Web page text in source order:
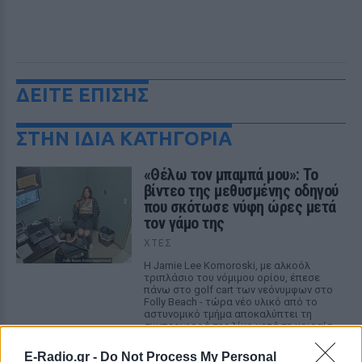
E-Radio.gr - Do Not Process My Personal
ΔΕΙΤΕ ΕΠΙΣΗΣ
ΣΤΗΝ ΙΔΙΑ ΚΑΤΗΓΟΡΙΑ
«Θέλω τον μπαμπά μου»: Το
βίντεο της μεθυσμένης οδηγού
που σκότωσε νύφη ώρες μετά
τον γάμο της
ΧΤΕΣ
Η Jamie Lee Komoroski, με αλκοόλ
τριπλάσιο του νόμιμου ορίου, έπεσε
πάνω στο golf cart των νεόνυμφων στο
Folly Beach - τώρα νέο υλικό από το
αστυνομικό τμήμα αποκαλύπτει τη
συμπεριφορά της λίγο μετά τη μοιραία